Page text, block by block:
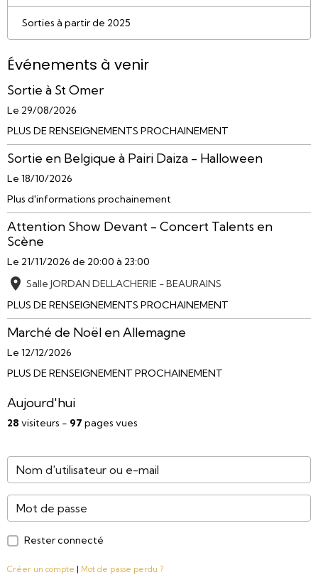
Sorties à partir de 2025
Événements à venir
Sortie à St Omer
Le 29/08/2026
PLUS DE RENSEIGNEMENTS PROCHAINEMENT
Sortie en Belgique à Pairi Daiza - Halloween
Le 18/10/2026
Plus d'informations prochainement
Attention Show Devant - Concert Talents en
Scène
Le 21/11/2026 de 20:00 à 23:00
Salle JORDAN DELLACHERIE - BEAURAINS
PLUS DE RENSEIGNEMENTS PROCHAINEMENT
Marché de Noël en Allemagne
Le 12/12/2026
PLUS DE RENSEIGNEMENT PROCHAINEMENT
Aujourd'hui
28 visiteurs - 97 pages vues
Rester connecté
Créer un compte Mot de passe perdu ?